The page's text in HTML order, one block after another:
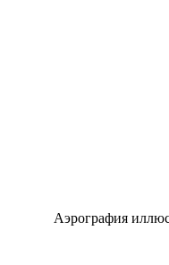
Аэрография